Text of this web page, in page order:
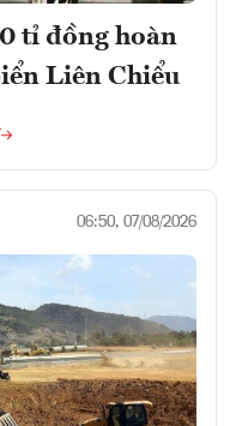
tỉ đồng hoàn
Liên Chiểu
06:50, 07/08/2026